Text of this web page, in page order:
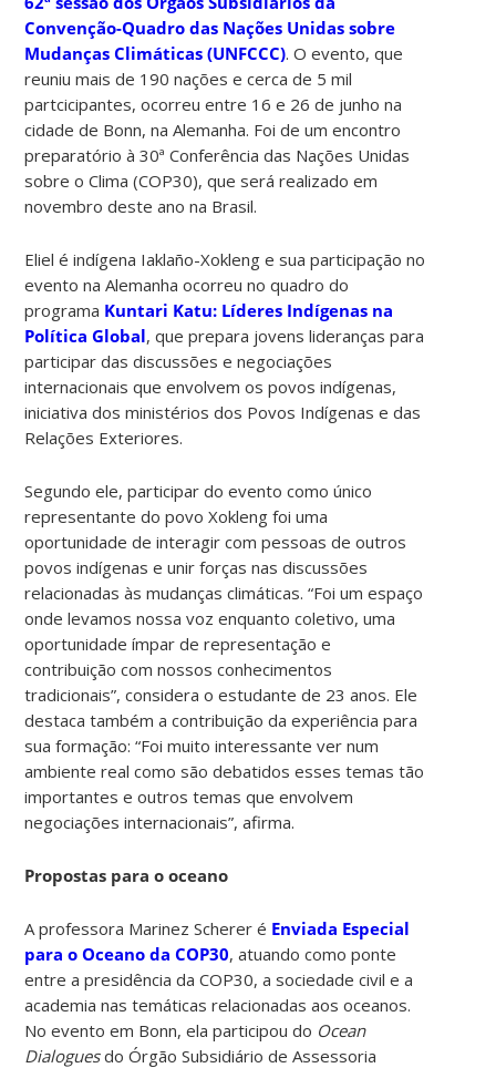
Convenção-Quadro das Nações Unidas sobre
Mudanças Climáticas (UNFCCC). O evento, que
reuniu mais de 190 nações e cerca de 5 mil
partcicipantes, ocorreu entre 16 e 26 de junho na
cidade de Bonn, na Alemanha. Foi de um encontro
preparatório à 30ª Conferência das Nações Unidas
sobre o Clima (COP30), que será realizado em
novembro deste ano na Brasil.
Eliel é indígena Iaklaño-Xokleng e sua participação no
evento na Alemanha ocorreu no quadro do
programa Kuntari Katu: Líderes Indígenas na
Política Global, que prepara jovens lideranças para
participar das discussões e negociações
internacionais que envolvem os povos indígenas,
iniciativa dos ministérios dos Povos Indígenas e das
Relações Exteriores.
Segundo ele, participar do evento como único
representante do povo Xokleng foi uma
oportunidade de interagir com pessoas de outros
povos indígenas e unir forças nas discussões
relacionadas às mudanças climáticas. “Foi um espaço
onde levamos nossa voz enquanto coletivo, uma
oportunidade ímpar de representação e
contribuição com nossos conhecimentos
tradicionais”, considera o estudante de 23 anos. Ele
destaca também a contribuição da experiência para
sua formação: “Foi muito interessante ver num
ambiente real como são debatidos esses temas tão
importantes e outros temas que envolvem
negociações internacionais”, afirma.
Propostas para o oceano
A professora Marinez Scherer é Enviada Especial
para o Oceano da COP30, atuando como ponte
entre a presidência da COP30, a sociedade civil e a
academia nas temáticas relacionadas aos oceanos.
No evento em Bonn, ela participou do Ocean
Dialoguesdo Órgão Subsidiário de Assessoria